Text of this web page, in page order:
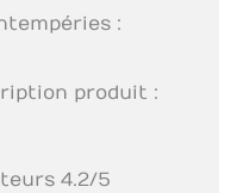
:
produit :
4.2/5